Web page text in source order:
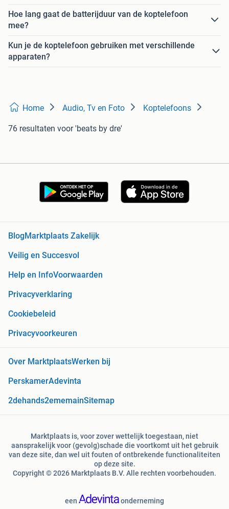
Hoe lang gaat de batterijduur van de koptelefoon
mee?
Kun je de koptelefoon gebruiken met verschillende
apparaten?
Home Audio, Tv en Foto Koptelefoons
76 resultaten voor 'beats by dre'
Blog Marktplaats Zakelijk
Veilig en Succesvol
Help en InfoVoorwaarden
Privacyverklaring
Cookiebeleid
Privacyvoorkeuren
Over MarktplaatsWerken bij
PerskamerAdevinta
2dehands2ememainSitemap
Marktplaats is, voor zover wettelijk toegestaan, niet
aansprakelijk voor (gevolg)schade die voortkomt uit het gebruik
van deze site, dan wel uit fouten of ontbrekende functionaliteiten
op deze site.
Copyright © 2026 Marktplaats B.V. Alle rechten voorbehouden.
een onderneming